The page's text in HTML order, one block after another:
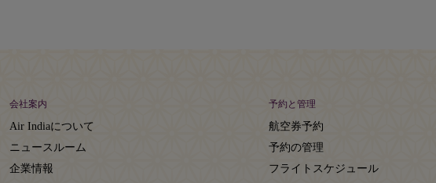
会社案内
Air Indiaについて
ニュースルーム
企業情報
予約と管理
航空券予約
予約の管理
フライトスケジュール